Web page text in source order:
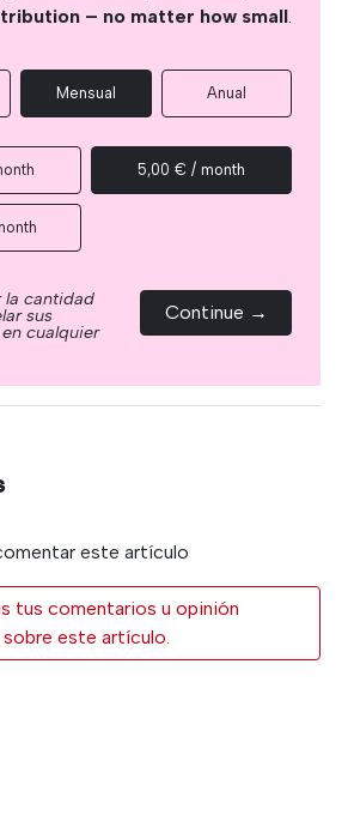
– no matter how small.
Mensual Anual
5,00 € / month
la cantidad
sus
cualquier
Continue →
este artículo
tus comentarios u opinión
sobre este artículo.